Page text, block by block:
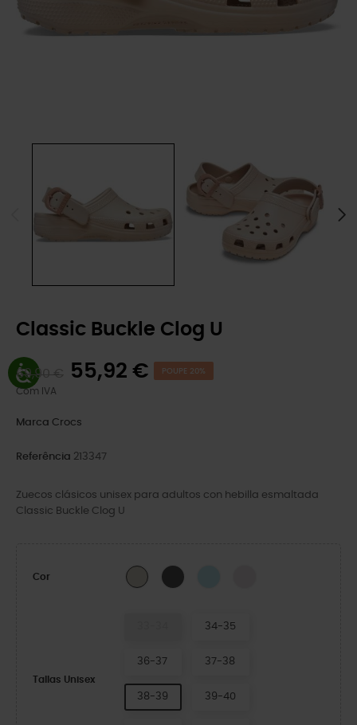
Classic Buckle Clog U
69,90 € 55,92 € POUPE 20%
Com IVA
Marca Crocs
Referência 213347
Zuecos clásicos unisex para adultos con hebilla esmaltada
Classic Buckle Clog U
Cor Dulcé Carbón
Tallas Unisex
34-35
36-37 37-38
38-39 39-40